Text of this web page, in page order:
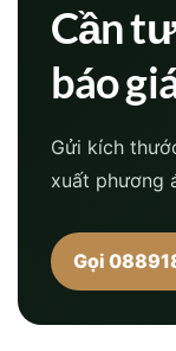
Cần
báo
Gửi kích
xuất phương
Gọi